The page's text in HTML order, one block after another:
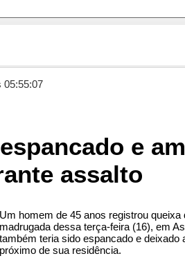
05:55:07
e
assalto
Um homem de 45 anos registrou queixa
madrugada dessa terça-feira (16), em
também teria sido espancado e deixado
próximo de sua residência.